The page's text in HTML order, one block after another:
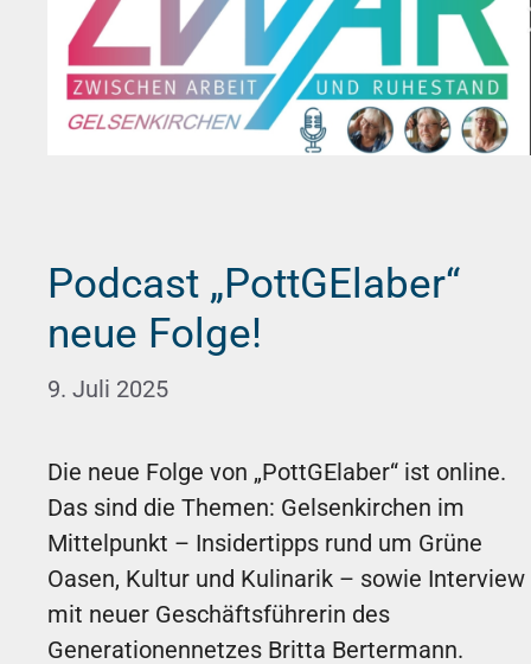
Podcast „PottGElaber“
neue Folge!
9. Juli 2025
Die neue Folge von „PottGElaber“ ist online.
Das sind die Themen: Gelsenkirchen im
Mittelpunkt – Insidertipps rund um Grüne
Oasen, Kultur und Kulinarik – sowie Interview
mit neuer Geschäftsführerin des
Generationennetzes Britta Bertermann.